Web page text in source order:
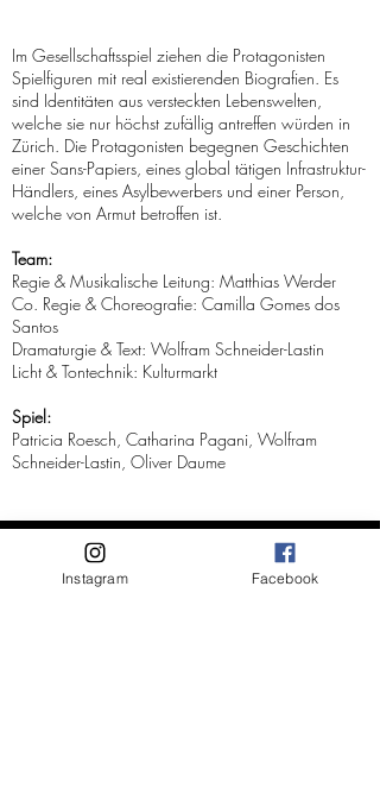
Im Gesellschaftsspiel ziehen die Protagonisten
Spielfiguren mit real existierenden Biografien. Es
sind Identitäten aus versteckten Lebenswelten,
welche sie nur höchst zufällig antreffen würden in
Zürich. Die Protagonisten begegnen Geschichten
einer Sans-Papiers, eines global tätigen Infrastruktur-
Händlers, eines Asylbewerbers und einer Person,
welche von Armut betroffen ist.
Team:
Regie & Musikalische Leitung: Matthias Werder
Co. Regie & Choreografie: Camilla Gomes dos
Santos
Dramaturgie & Text: Wolfram Schneider-Lastin
Licht & Tontechnik: Kulturmarkt
Spiel:
Patricia Roesch, Catharina Pagani, Wolfram
Schneider-Lastin, Oliver Daume
Instagram Facebook